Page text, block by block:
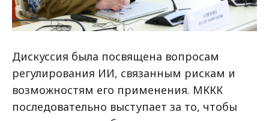
Дискуссия была посвящена вопросам
регулирования ИИ, связанным рискам и
возможностям его применения. МККК
последовательно выступает за то, чтобы